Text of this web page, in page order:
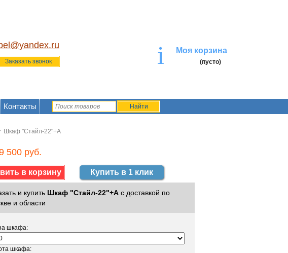
Заказать звонок i Моя корзина
(пусто)
Контакты
Шкаф "Стайл-22"+А
500 руб.
Купить в 1 клик
и купить Шкаф "Стайл-22"+А с доставкой по
и области
шкафа:
шкафа: